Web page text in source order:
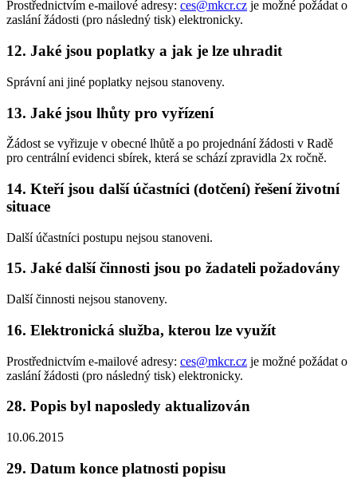
Prostřednictvím e-mailové adresy: ces@mkcr.cz je možné požádat o
zaslání žádosti (pro následný tisk) elektronicky.
12. Jaké jsou poplatky a jak je lze uhradit
Správní ani jiné poplatky nejsou stanoveny.
13. Jaké jsou lhůty pro vyřízení
Žádost se vyřizuje v obecné lhůtě a po projednání žádosti v Radě
pro centrální evidenci sbírek, která se schází zpravidla 2x ročně.
14. Kteří jsou další účastníci (dotčení) řešení životní
situace
Další účastníci postupu nejsou stanoveni.
15. Jaké další činnosti jsou po žadateli požadovány
Další činnosti nejsou stanoveny.
16. Elektronická služba, kterou lze využít
Prostřednictvím e-mailové adresy: ces@mkcr.cz je možné požádat o
zaslání žádosti (pro následný tisk) elektronicky.
28. Popis byl naposledy aktualizován
10.06.2015
29. Datum konce platnosti popisu